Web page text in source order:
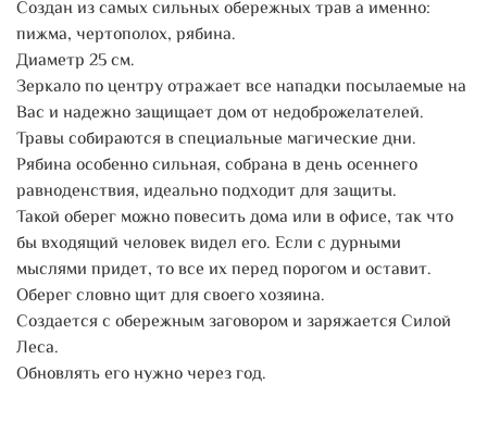
Создан из самых сильных обережных трав а именно:
пижма, чертополох, рябина.
Диаметр 25 см.
Зеркало по центру отражает все нападки посылаемые на
Вас и надежно защищает дом от недоброжелателей.
Травы собираются в специальные магические дни.
Рябина особенно сильная, собрана в день осеннего
равноденствия, идеально подходит для защиты.
Такой оберег можно повесить дома или в офисе, так что
бы входящий человек видел его. Если с дурными
мыслями придет, то все их перед порогом и оставит.
Оберег словно щит для своего хозяина.
Создается с обережным заговором и заряжается Силой
Леса.
Обновлять его нужно через год.